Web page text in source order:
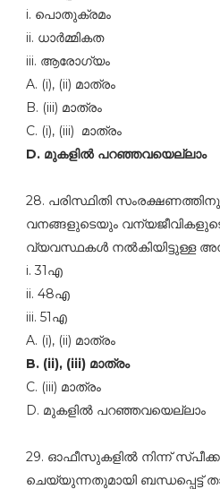
i. പൊതുക്രമം
ii. ധാര്‍മ്മികത
iii. ആരോഗ്യം
A. (i), (ii) മാത്രം
B. (iii) മാത്രം
C. (i), (iii) മാത്രം
D. മുകളില്‍ പറഞ്ഞവയെല്ലാം
28. പരിസ്ഥിതി
വനങ്ങളുടെയും
വ്യവസ്ഥകള്‍ നല്‍കിയിട്ടുള്ള
i. 31എ
ii. 48എ
iii. 51എ
A. (i), (ii) മാത്രം
B. (ii), (iii) മാത്രം
C. (iii) മാത്രം
D. മുകളില്‍ പറഞ്ഞവയെല്ലാം
29. ഓഫീസുകളില്‍ നിന്ന്‌
ചെയ്യുന്നതുമായി ബന്ധപ്പെട്ട്‌